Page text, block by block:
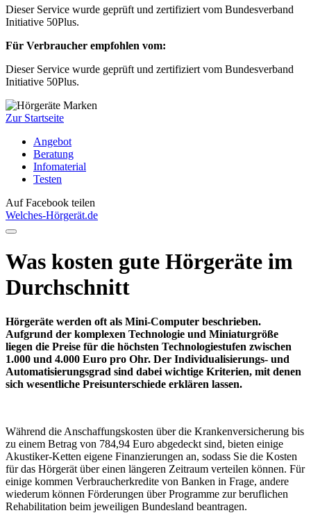
Dieser Service wurde geprüft und zertifiziert vom Bundesverband
Initiative 50Plus.
Für Verbraucher empfohlen vom:
Dieser Service wurde geprüft und zertifiziert vom Bundesverband
Initiative 50Plus.
Zur Startseite
Angebot
Beratung
Infomaterial
Testen
Auf Facebook teilen
Welches-Hörgerät.de
Was kosten gute Hörgeräte im
Durchschnitt
Hörgeräte werden oft als Mini-Computer beschrieben.
Aufgrund der komplexen Technologie und Miniaturgröße
liegen die Preise für die höchsten Technologiestufen zwischen
1.000 und 4.000 Euro pro Ohr. Der Individualisierungs- und
Automatisierungsgrad sind dabei wichtige Kriterien, mit denen
sich wesentliche Preisunterschiede erklären lassen.
Während die Anschaffungskosten über die Krankenversicherung bis
zu einem Betrag von 784,94 Euro abgedeckt sind, bieten einige
Akustiker-Ketten eigene Finanzierungen an, sodass Sie die Kosten
für das Hörgerät über einen längeren Zeitraum verteilen können. Für
einige kommen Verbraucherkredite von Banken in Frage, andere
wiederum können Förderungen über Programme zur beruflichen
Rehabilitation beim jeweiligen Bundesland beantragen.